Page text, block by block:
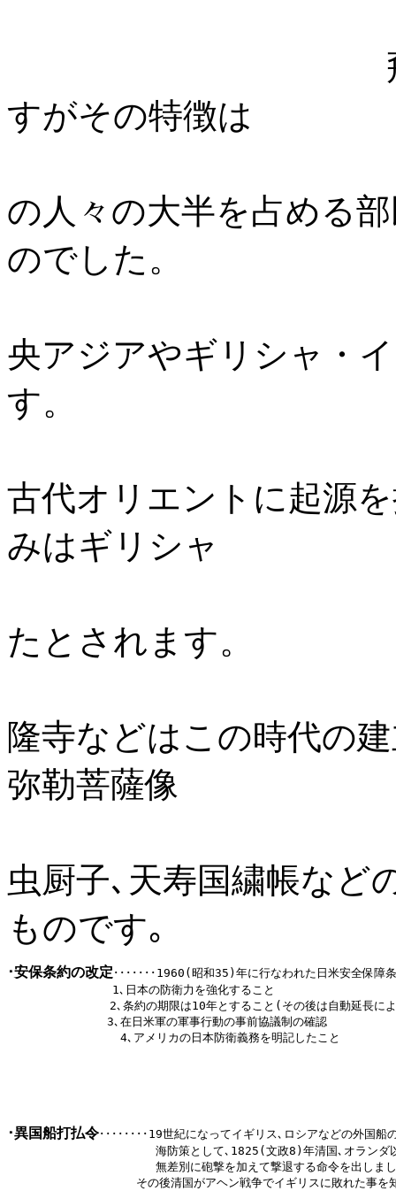
飛鳥文化は
すがその特徴は
の人々の大半を占める
のでした。
央アジアやギリシャ・
す。
古代オリエントに起源
みはギリシャ
たとされます。
隆寺などはこの時代の
弥勒菩薩像
虫厨子､天寿国繍帳など
ものです｡
･安保条約の改定 ･･･････ 1960(昭和35)年に行なわれた日米安全保障
        　　　  1､日本の防衛力を強化すること
　　　　 2､条約の期限は10年とすること(その後は自動延長に
     　　 　　　3､在日米軍の軍事行動の事前協議制の確認
    		4､アメリカの日本防衛義務を明記したこと
･異国船打払令････････ 19世紀になってイギリス､ロシアなどの外国船
海防策として､1825(文政8)年清国､オランダ以
無差別に砲撃を加えて撃退する命令を出しま
その後清国がアヘン戦争でイギリスに敗れた事を知り､